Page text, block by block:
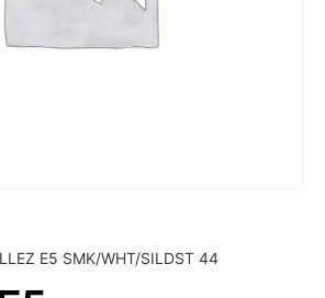
E5 SMK/WHT/SILDST 44